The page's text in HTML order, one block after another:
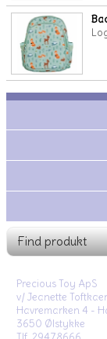
Precious Toy ApS
v/ Jeanette Toftkaer
Havremarken 4 -
3650 Ølstykke